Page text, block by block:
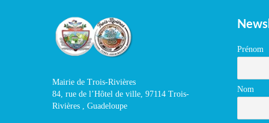
Mairie de Trois-Rivières
84, rue de l’Hôtel de ville, 97114 Trois-
Rivières , Guadeloupe
Prénom
Nom